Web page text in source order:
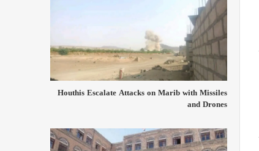
Houthis Escalate Attacks on Marib with Missiles
and Drones